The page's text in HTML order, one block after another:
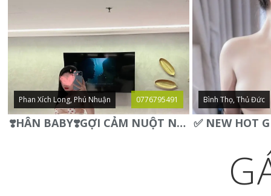
Phan Xích Long, Phú Nhuận 0776795491
❣️HÂN BABY❣️GỢI CẢM NUỘT NÀ DÁNG SON XINH XINH QUYẾN RŨ
Bình Thọ, Thủ Đức